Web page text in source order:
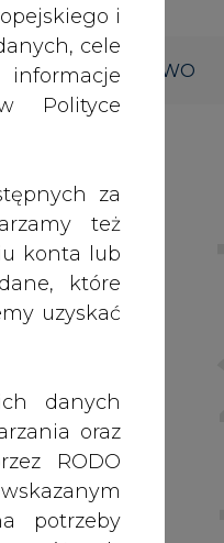
CIEPŁOWNICTWO
i
cele
Polityce
za
też
konta lub
które
uzyskać
danych
oraz
RODO
potrzeby